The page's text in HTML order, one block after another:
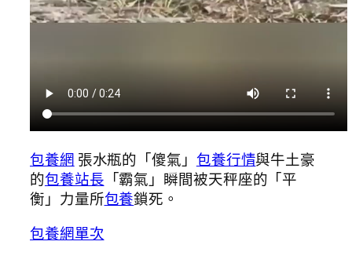
包養網 張水瓶的「傻氣」 包養行情與牛土豪
的包養站長 「霸氣」瞬間被天秤座的「平
衡」力量所包養鎖死。
包養網單次